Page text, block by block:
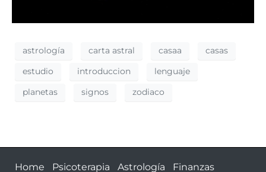
astrología carta astral casaa
casas
estudio
introduccion
lenguaje
planetas
signos zodiaco
Home Psicoterapia Astrología
Finanzas